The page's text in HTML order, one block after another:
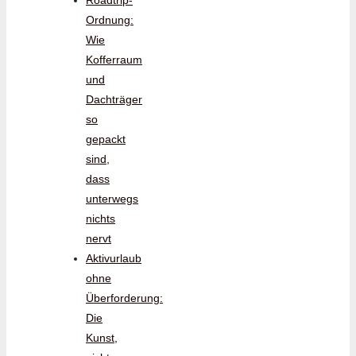
Ordnung:
Wie
Kofferraum
und
Dachträger
so
gepackt
sind,
dass
unterwegs
nichts
nervt
Aktivurlaub
ohne
Überforderung:
Die
Kunst,